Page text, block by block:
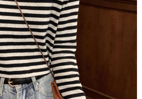
進行付款，方視為交易完成。
不需立刻繳費，但若您需要取消訂單，請聯絡
意取消之訂單仍視為有效，需透過AFTEE先享
先享後付 」之結帳頁面顯示為準，若有關於
欲退款等相關疑問，請聯繫「AFTEE先享後付
support/home
限公司提供之「AFTEE先享後付」服務完成之交
內提供個人資料，並將交易相關給付款項請求債
含以上)免運費
含以上)免運費
含以上)免運費